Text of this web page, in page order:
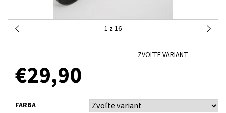
1 z 16
ZVOĽTE VARIANT
€29,90
FARBA